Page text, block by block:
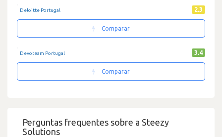
Perguntas frequentes sobre a Steezy
Solutions
Deloitte Portugal 2.3
Comparar
Devoteam Portugal 3.4
Comparar